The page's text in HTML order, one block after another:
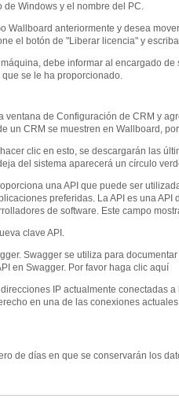
Windows y el nombre del PC.
Wallboard anteriormente y desea
el botón de "Liberar licencia" y
debe informar al encargado
se le ha proporcionado.
ventana de Configuración de CRM y
un CRM se muestren en Wallboard,
clic en esto, se descargarán las
del sistema aparecerá un círculo
una API que puede ser
preferidas. La API es una
de software. Este campo
clave API.
Swagger se utiliza para
en Swagger. Por favor haga clic aquí
IP actualmente conectadas
en una de las conexiones
de días en que se conservarán los